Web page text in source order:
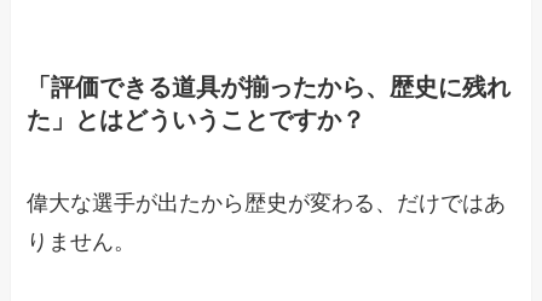
「評価できる道具が揃ったから、歴史に残れ
た」とはどういうことですか？
偉大な選手が出たから歴史が変わる、だけではあ
りません。